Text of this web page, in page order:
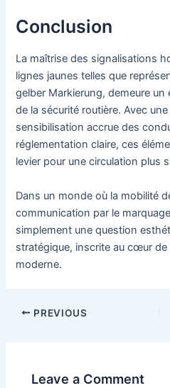
Conclusion
La maîtrise des signalisations
lignes jaunes telles que
gelber Markierung, demeure un
de la sécurité routière. Avec
sensibilisation accrue des
réglementation claire, ces
levier pour une circulation plus
Dans un monde où la mobilité
communication par le
simplement une question
stratégique, inscrite au cœur de
moderne.
PREVIOUS
Leave a Comment